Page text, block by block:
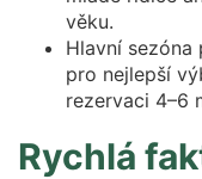
věku.
Hlavní
pro nejlepší
rezervaci 4–6
Rychlá